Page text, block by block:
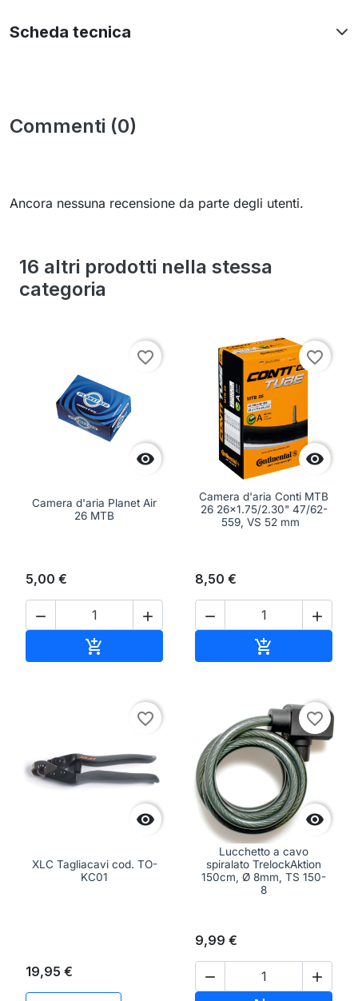
Scheda tecnica
Commenti (0)
Ancora nessuna recensione da parte degli utenti.
16 altri prodotti nella stessa
categoria

favorite_border
Camera d'aria Planet Air
26 MTB
5,00 €
 


favorite_border
Camera d'aria Conti MTB
26 26x1.75/2.30" 47/62-
559, VS 52 mm
8,50 €
 


favorite_border
XLC Tagliacavi cod. TO-
KC01
19,95 €

favorite_border
Lucchetto a cavo
spiralato TrelockAktion
150cm, Ø 8mm, TS 150-
8
9,99 €
 